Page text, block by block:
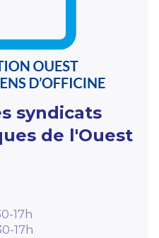
syndicats
de l'Ouest
17h
17h